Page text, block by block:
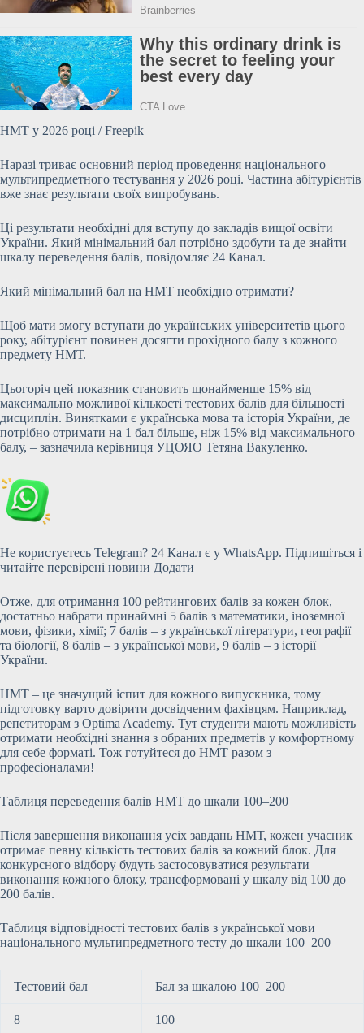
НМТ у 2026 році / Freepik
Наразі триває основний період проведення національного
мультипредметного тестування у 2026 році. Частина абітурієнтів
вже знає результати своїх випробувань.
Ці результати необхідні для вступу до закладів вищої освіти
України. Який мінімальний бал потрібно здобути та де знайти
шкалу переведення балів, повідомляє 24 Канал.
Який мінімальний бал на НМТ необхідно отримати?
Щоб мати змогу вступати до українських університетів цього
року, абітурієнт повинен досягти прохідного балу з кожного
предмету НМТ.
Цьогоріч цей показник становить щонайменше 15% від
максимально можливої кількості тестових балів для більшості
дисциплін. Винятками є українська мова та історія України, де
потрібно отримати на 1 бал більше, ніж 15% від максимального
балу, – зазначила керівниця УЦОЯО Тетяна Вакуленко.
Не користуєтесь Telegram? 24 Канал є у WhatsApp. Підпишіться і
читайте перевірені новини Додати
Отже, для отримання 100 рейтингових балів за кожен блок,
достатньо набрати принаймні 5 балів з математики, іноземної
мови, фізики, хімії; 7 балів – з української літератури, географії
та біології, 8 балів – з української мови, 9 балів – з історії
України.
НМТ – це значущий іспит для кожного випускника, тому
підготовку варто довірити досвідченим фахівцям. Наприклад,
репетиторам з Optima Academy. Тут студенти мають можливість
отримати необхідні знання з обраних предметів у комфортному
для себе форматі. Тож готуйтеся до НМТ разом з
професіоналами!
Таблиця переведення балів НМТ до шкали 100–200
Після завершення виконання усіх завдань НМТ, кожен учасник
отримає певну кількість тестових балів за кожний блок. Для
конкурсного відбору будуть застосовуватися результати
виконання кожного блоку, трансформовані у шкалу від 100 до
200 балів.
Таблиця відповідності тестових балів з української мови
національного мультипредметного тесту до шкали 100–200
Тестовий бал Бал за шкалою 100–200
8 100